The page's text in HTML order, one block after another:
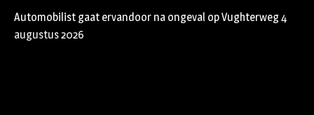
Automobilist gaat ervandoor na ongeval op Vughterweg4
augustus 2026